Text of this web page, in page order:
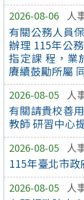
2026-08-06 人
有關公務人員
辦理 115年公
指定課 程，業
賡續鼓勵所屬
2026-08-05 人
有關請貴校善
教師 研習中心
2026-08-05 人
115年臺北市
2026-08-05 人